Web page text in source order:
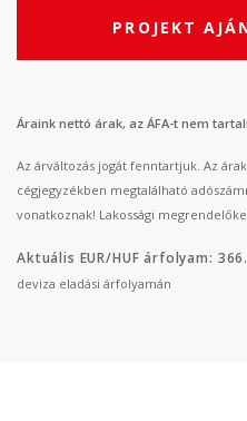
PROJEKT
Áraink nettó árak, az ÁFA-t nem
Az árváltozás jogát fenntartjuk. Az
cégjegyzékben megtalálható
vonatkoznak! Lakossági
Aktuális EUR/HUF árfolyam:
deviza eladási árfolyamán